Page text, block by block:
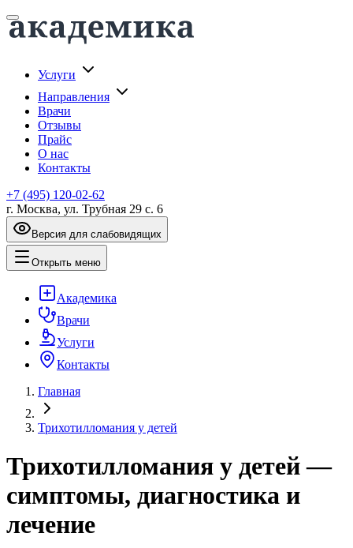
Услуги
Направления
Врачи
Отзывы
Прайс
О нас
Контакты
+7 (495) 120-02-62
г. Москва, ул. Трубная 29 с. 6
Версия для слабовидящих
Открыть меню
Академика
Врачи
Услуги
Контакты
Главная
Трихотилломания у детей
Трихотилломания у детей —
симптомы, диагностика и
лечение